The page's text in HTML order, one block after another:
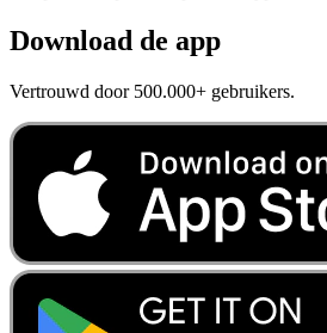
Download de app
Vertrouwd door 500.000+ gebruikers.